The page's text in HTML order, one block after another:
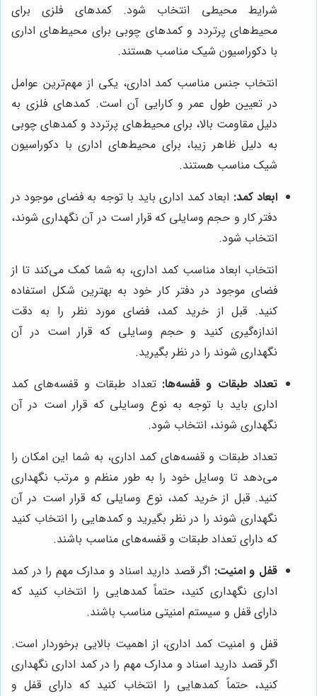
شرایط محیطی انتخاب شود. کمدهای فلزی برای
محیط‌های پرتردد و کمدهای چوبی برای محیط‌های اداری
با دکوراسیون شیک مناسب هستند.
انتخاب جنس مناسب کمد اداری، یکی از مهم‌ترین عوامل
در تعیین طول عمر و کارایی آن است. کمدهای فلزی به
دلیل مقاومت بالا، برای محیط‌های پرتردد و کمدهای چوبی
به دلیل ظاهر زیبا، برای محیط‌های اداری با دکوراسیون
شیک مناسب هستند.
ابعاد کمد: ابعاد کمد اداری باید با توجه به فضای موجود در
دفتر کار و حجم وسایلی که قرار است در آن نگهداری شوند،
انتخاب شود.
انتخاب ابعاد مناسب کمد اداری، به شما کمک می‌کند تا از
فضای موجود در دفتر کار خود به بهترین شکل استفاده
کنید. قبل از خرید کمد، فضای مورد نظر را به دقت
اندازه‌گیری کنید و حجم وسایلی که قرار است در آن
نگهداری شوند را در نظر بگیرید.
تعداد طبقات و قفسه‌ها: تعداد طبقات و قفسه‌های کمد
اداری باید با توجه به نوع وسایلی که قرار است در آن
نگهداری شوند، انتخاب شود.
تعداد طبقات و قفسه‌های کمد اداری، به شما این امکان را
می‌دهد تا وسایل خود را به طور منظم و مرتب نگهداری
کنید. قبل از خرید کمد، نوع وسایلی که قرار است در آن
نگهداری شوند را در نظر بگیرید و کمدهایی را انتخاب کنید
که دارای تعداد طبقات و قفسه‌های مناسب باشند.
قفل و امنیت: اگر قصد دارید اسناد و مدارک مهم را در کمد
اداری نگهداری کنید، حتماً کمدهایی را انتخاب کنید که
دارای قفل و سیستم امنیتی مناسب باشند.
قفل و امنیت کمد اداری، از اهمیت بالایی برخوردار است.
اگر قصد دارید اسناد و مدارک مهم را در کمد اداری نگهداری
کنید، حتماً کمدهایی را انتخاب کنید که دارای قفل و